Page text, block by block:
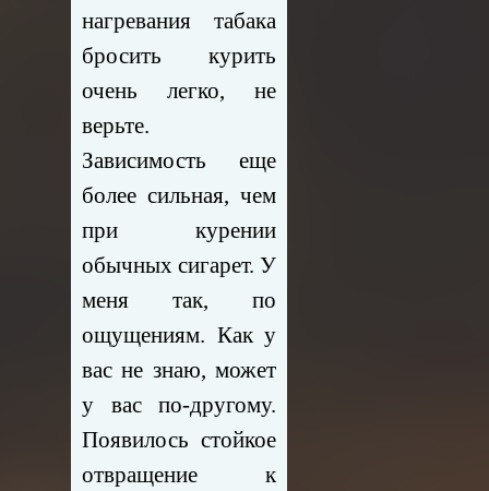
нагревания табака
бросить курить
очень легко, не
верьте.
Зависимость еще
более сильная, чем
при курении
обычных сигарет. У
меня так, по
ощущениям. Как у
вас не знаю, может
у вас по-другому.
Появилось стойкое
отвращение к